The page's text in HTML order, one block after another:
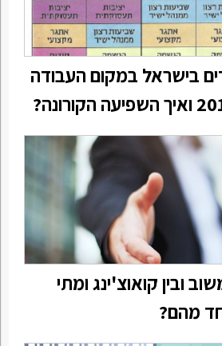
בישראל במקום העבודה
ובין קואוצ'ינג ומתי
מהם?